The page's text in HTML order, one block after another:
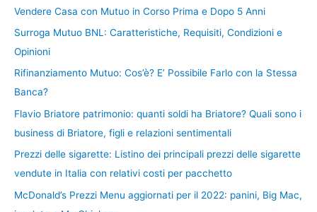
Vendere Casa con Mutuo in Corso Prima e Dopo 5 Anni
Surroga Mutuo BNL: Caratteristiche, Requisiti, Condizioni e
Opinioni
Rifinanziamento Mutuo: Cos’è? E’ Possibile Farlo con la Stessa
Banca?
Flavio Briatore patrimonio: quanti soldi ha Briatore? Quali sono i
business di Briatore, figli e relazioni sentimentali
Prezzi delle sigarette: Listino dei principali prezzi delle sigarette
vendute in Italia con relativi costi per pacchetto
McDonald’s Prezzi Menu aggiornati per il 2022: panini, Big Mac,